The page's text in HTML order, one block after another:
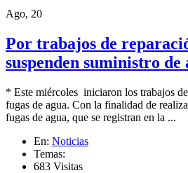
Ago, 20
Por trabajos de
suspenden suministro de
* Este miércoles iniciaron los trabajos
fugas de agua. Con la finalidad de
fugas de agua, que se registran en la ...
En: Noticias
Temas:
683 Visitas